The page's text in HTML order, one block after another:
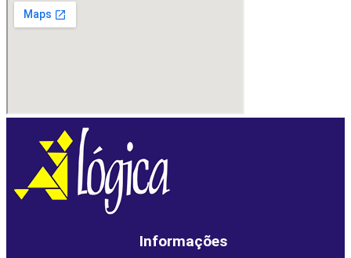
Informações